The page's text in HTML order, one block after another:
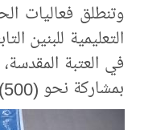
وتنطلق فعاليات
التعليمية للبنين
بمشاركة نحو (500) متعلم.